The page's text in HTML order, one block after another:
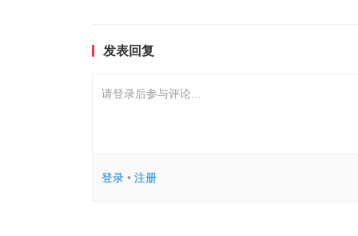
发表回复
请登录后参与评论...
登录• 注册